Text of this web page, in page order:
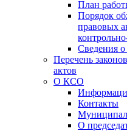
План
Порядок
правовых
Сведения о
Перечень
актов
О КСО
Контакты
О